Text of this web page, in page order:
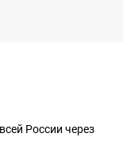
России через